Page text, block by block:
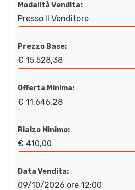
Modalità Vendita:
Presso Il Venditore
Prezzo Base:
€ 15.528,38
Offerta Minima:
€ 11.646,28
Rialzo Minimo:
€ 410,00
Data Vendita:
09/10/2026 ore 12:00